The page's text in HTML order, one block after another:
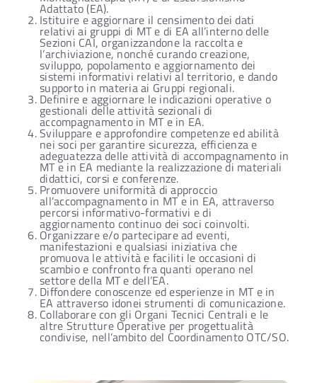
Adattato (EA).
Istituire e aggiornare il censimento dei dati
relativi ai gruppi di MT e di EA all’interno delle
Sezioni CAI, organizzandone la raccolta e
l’archiviazione, nonché curando creazione,
sviluppo, popolamento e aggiornamento dei
sistemi informativi relativi al territorio, e dando
supporto in materia ai Gruppi regionali.
Definire e aggiornare le indicazioni operative o
gestionali delle attività sezionali di
accompagnamento in MT e in EA.
Sviluppare e approfondire competenze ed abilità
nei soci per garantire sicurezza, efficienza e
adeguatezza delle attività di accompagnamento in
MT e in EA mediante la realizzazione di materiali
didattici, corsi e conferenze.
Promuovere uniformità di approccio
all’accompagnamento in MT e in EA, attraverso
percorsi informativo-formativi e di
aggiornamento continuo dei soci coinvolti.
Organizzare e/o partecipare ad eventi,
manifestazioni e qualsiasi iniziativa che
promuova le attività e faciliti le occasioni di
scambio e confronto fra quanti operano nel
settore della MT e dell’EA.
Diffondere conoscenze ed esperienze in MT e in
EA attraverso idonei strumenti di comunicazione.
Collaborare con gli Organi Tecnici Centrali e le
altre Strutture Operative per progettualità
condivise, nell’ambito del Coordinamento OTC/SO.